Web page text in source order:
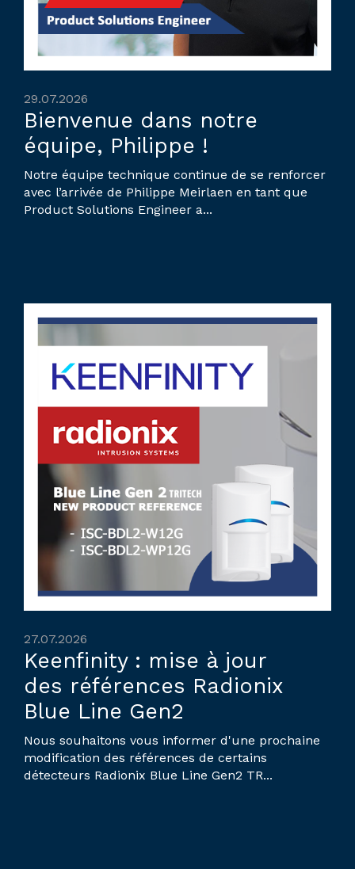
29.07.2026
Bienvenue dans notre
équipe, Philippe !
Notre équipe technique continue de se renforcer
avec l’arrivée de Philippe Meirlaen en tant que
Product Solutions Engineer a...
27.07.2026
Keenfinity : mise à jour
des références Radionix
Blue Line Gen2
Nous souhaitons vous informer d'une prochaine
modification des références de certains
détecteurs Radionix Blue Line Gen2 TR...